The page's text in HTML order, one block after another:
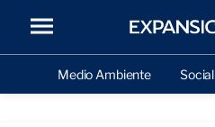
Medio Ambiente Social